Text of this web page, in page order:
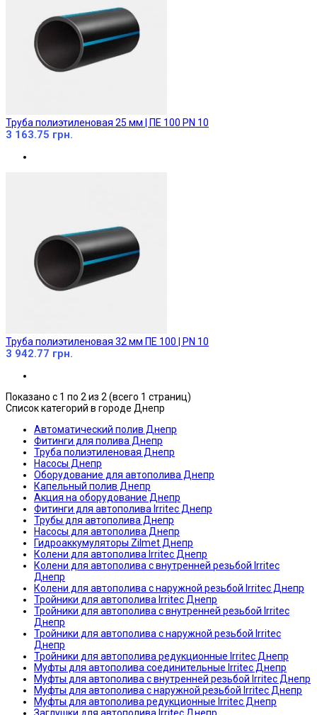
Труба полиэтиленовая 25 мм | ПЕ 100 PN 10
3 163.75 грн.
Труба полиэтиленовая 32 мм ПЕ 100 | PN 10
3 942.77 грн.
Показано с 1 по 2 из 2 (всего 1 страниц)
Список категорий в городе Днепр
Автоматический полив Днепр
Фитинги для полива Днепр
Труба полиэтиленовая Днепр
Насосы Днепр
Оборудование для автополива Днепр
Капельный полив Днепр
Акция на оборудование Днепр
Фитинги для автополива Irritec Днепр
Трубы для автополива Днепр
Насосы для автополива Днепр
Гидроаккумуляторы Zilmet Днепр
Колени для автополива Irritec Днепр
Колени для автополива с внутренней резьбой Irritec
Днепр
Колени для автополива с наружной резьбой Irritec Днепр
Тройники для автополива Irritec Днепр
Тройники для автополива с внутренней резьбой Irritec
Днепр
Тройники для автополива с наружной резьбой Irritec
Днепр
Тройники для автополива редукционные Irritec Днепр
Муфты для автополива соединительные Irritec Днепр
Муфты для автополива с внутренней резьбой Irritec Днепр
Муфты для автополива с наружной резьбой Irritec Днепр
Муфты для автополива редукционные Irritec Днепр